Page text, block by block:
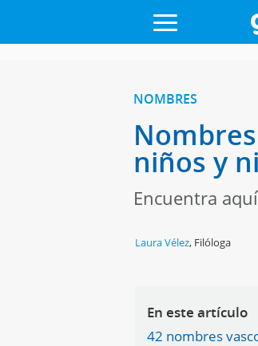
NOMBRES
niños y
Encuentra
Laura Vélez, Filóloga
En este artículo
42 nombres